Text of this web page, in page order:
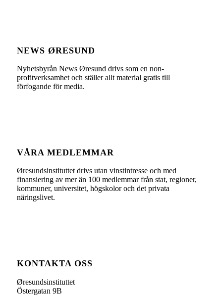
NEWS ØRESUND
Nyhetsbyrån News Øresund drivs som en non-
profitverksamhet och ställer allt material gratis till
förfogande för media.
VÅRA MEDLEMMAR
Øresundsinstituttet drivs utan vinst­intresse och med
finansiering av mer än 100 medlemmar från stat, regioner,
kommuner, universitet, högskolor och det privata
näringslivet.
KONTAKTA OSS
Øresundsinstituttet
Östergatan 9B